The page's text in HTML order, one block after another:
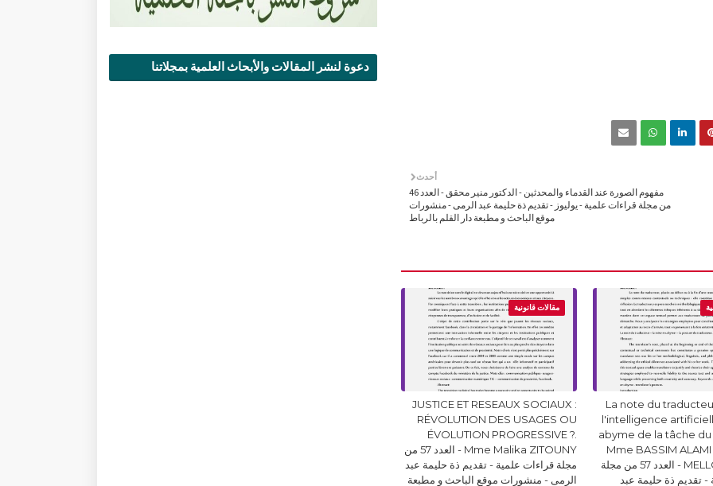
أحدث
مفهوم الصورة عند القدماء والمحدثين - الدكتور منير محقق - العدد 46
من مجلة قراءات علمية - يوليوز - تقديم ذة حليمة عبد الرمى - منشورات
موقع الباحث و مطبعة دار القلم بالرباط
La note du
l'intelligence
abyme de la tâche
Mme BASSIM
MELLOUKI Ismail - العدد 57 من مجلة
- تقديم ذة حليمة عبد
مقالات قانونية
JUSTICE ET RESEAUX SOCIAUX :
RÉVOLUTION DES USAGES OU
ÉVOLUTION PROGRESSIVE ?.
Mme Malika ZITOUNY - العدد 57 من
مجلة قراءات علمية - تقديم ذة حليمة عبد
الرمى - منشورات موقع الباحث و مطبعة
دعوة لنشر المقالات والأبحاث العلمية بمجلاتنا